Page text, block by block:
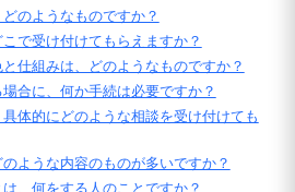
のようなものですか？
で受け付けてもらえますか？
仕組みは、どのようなものですか？
合に、何か手続は必要ですか？
体的にどのような相談を受け付けても
ような内容のものが多いですか？
、何をする人のことですか？